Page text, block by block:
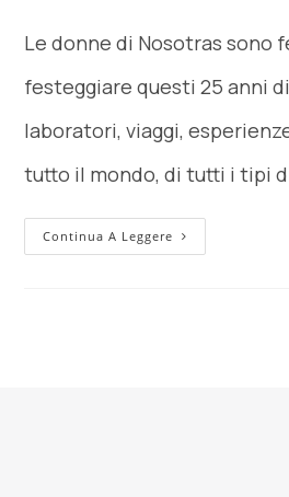
Le donne di Nosotras sono
festeggiare questi 25 anni
laboratori, viaggi,
tutto il mondo, di tutti i tipi
Continua A Leggere